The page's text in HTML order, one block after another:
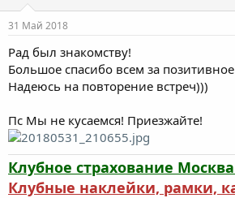
31 Май 2018
Рад был знакомству!
Большое спасибо всем за
Надеюсь на повторение встреч)))
Пс Мы не кусаемся! Приезжайте!
Клубное страхование
Клубные наклейки, рамки,